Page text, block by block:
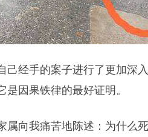
己经手的案子进行了更加深
因果铁律的最好证明。
属向我痛苦地陈述：为什么